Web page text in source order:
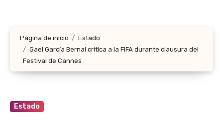
Página de inicio
Estado
Gael García Bernal critica a la FIFA durante clausura del
Festival de Cannes
Estado